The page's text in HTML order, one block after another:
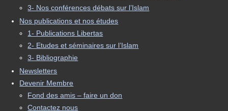
3- Nos conférences débats sur l’Islam
Nos publications et nos études
1- Publications Libertas
2- Etudes et séminaires sur l’Islam
3- Bibliographie
Newsletters
Devenir Membre
Fond des amis – faire un don
Contactez nous